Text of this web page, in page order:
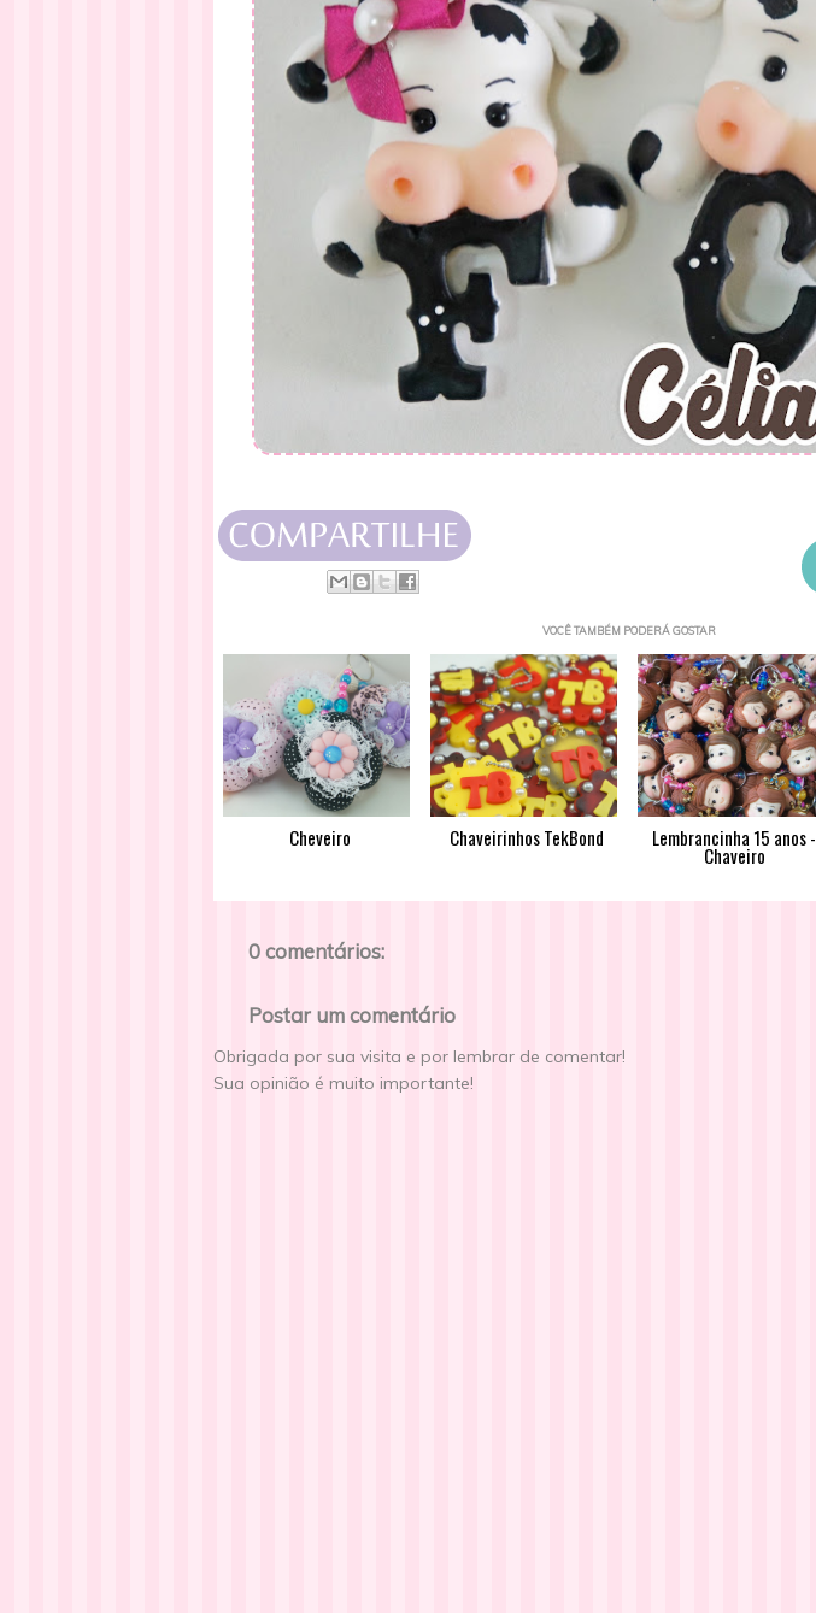
VOCÊ TAMBÉM PODERÁ GOSTAR
Cheveiro Chaveirinhos TekBond Lembrancinha 15 anos -
Chaveiro
0 comentários:
Postar um comentário
Obrigada por sua visita e por lembrar de comentar!
Sua opinião é muito importante!